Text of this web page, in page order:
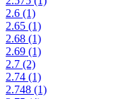
2.6 (1)
2.65 (1)
2.68 (1)
2.69 (1)
2.7 (2)
2.74 (1)
2.748 (1)